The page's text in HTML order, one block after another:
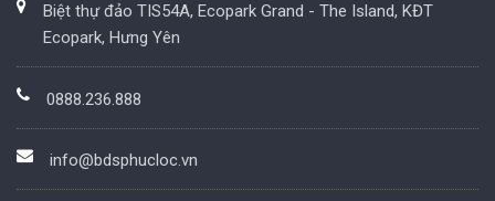
Biệt thự đảo TIS54A, Ecopark Grand - The Island, KĐT
Ecopark, Hưng Yên
0888.236.888
info@bdsphucloc.vn